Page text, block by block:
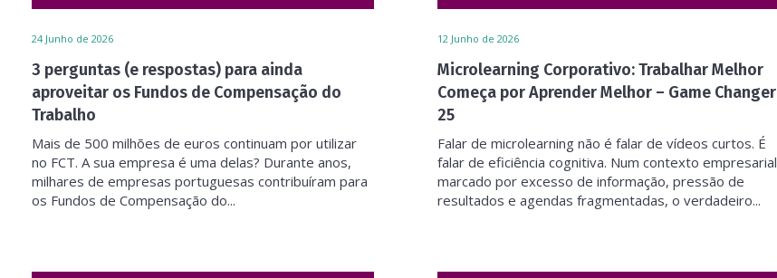
24 Junho de 2026
3 perguntas (e respostas) para ainda
aproveitar os Fundos de Compensação do
Trabalho
Mais de 500 milhões de euros continuam por utilizar
no FCT. A sua empresa é uma delas? Durante anos,
milhares de empresas portuguesas contribuíram para
os Fundos de Compensação do...
12 Junho de 2026
Microlearning Corporativo: Trabalhar Melhor
Começa por Aprender Melhor – Game Changer
25
Falar de microlearning não é falar de vídeos curtos. É
falar de eficiência cognitiva. Num contexto empresarial
marcado por excesso de informação, pressão de
resultados e agendas fragmentadas, o verdadeiro...